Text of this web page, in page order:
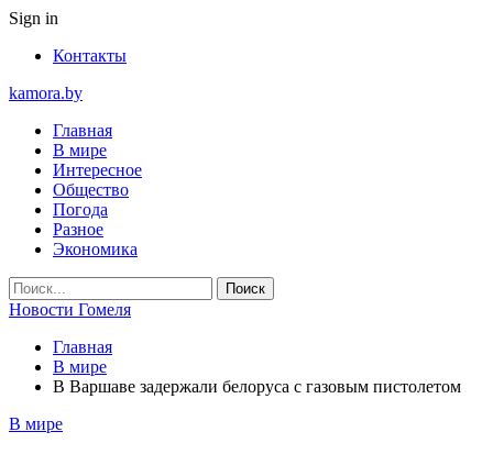
Sign in
Контакты
kamora.by
Главная
В мире
Интересное
Общество
Погода
Разное
Экономика
Новости Гомеля
Главная
В мире
В Варшаве задержали белоруса с газовым пистолетом
В мире